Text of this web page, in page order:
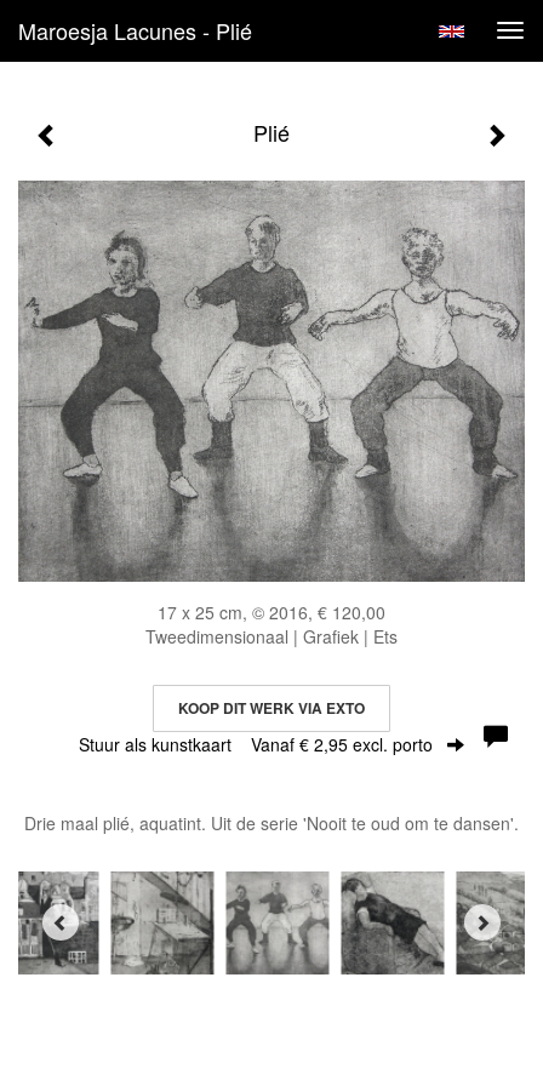
Maroesja Lacunes - Plié
Plié
17 x 25 cm, © 2016, € 120,00
Tweedimensionaal | Grafiek | Ets
KOOP DIT WERK VIA EXTO
Stuur als kunstkaart Vanaf € 2,95 excl. porto
Drie maal plié, aquatint. Uit de serie 'Nooit te oud om te dansen'.